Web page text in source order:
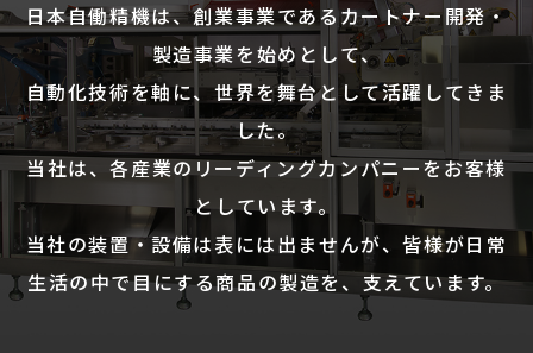
日本自働精機は、創業事業であるカートナー開発・
製造事業を始めとして、
自動化技術を軸に、世界を舞台として活躍してきま
した。
当社は、各産業のリーディングカンパニーをお客様
としています。
当社の装置・設備は表には出ませんが、皆様が日常
生活の中で目にする商品の製造を、支えています。